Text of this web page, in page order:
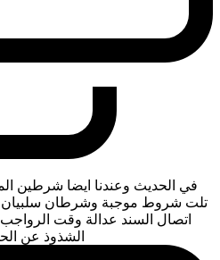
في الحديث وعندنا ايضا شرطين
تلت شروط موجبة وشرطان سلبيان
اتصال السند عدالة وقت
الشذوذ عن